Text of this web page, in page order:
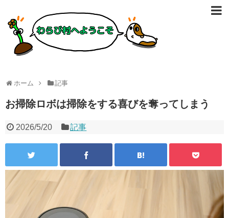
ホーム 記事
お掃除ロボは掃除をする喜びを奪ってしまう
2026/5/20 記事